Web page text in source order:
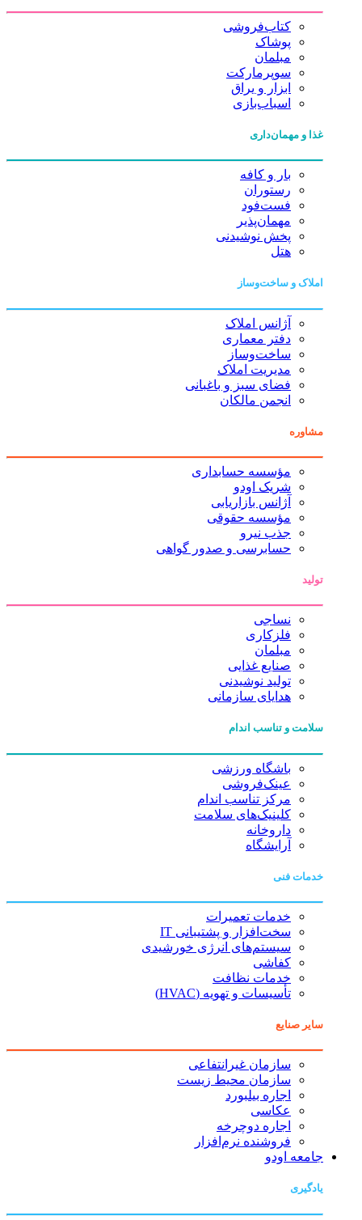
کتاب‌فروشی
پوشاک
مبلمان
سوپرمارکت
ابزار و یراق
اسباب‌بازی
غذا و مهمان‌داری
بار و کافه
رستوران
فست‌فود
مهمان‌پذیر
پخش نوشیدنی
هتل
املاک و ساخت‌وساز
آژانس املاک
دفتر معماری
ساخت‌وساز
مدیریت املاک
فضای سبز و باغبانی
انجمن مالکان
مشاوره
مؤسسه حسابداری
شریک اودو
آژانس بازاریابی
مؤسسه حقوقی
جذب نیرو
حسابرسی و صدور گواهی
تولید
نساجی
فلزکاری
مبلمان
صنایع غذایی
تولید نوشیدنی
هدایای سازمانی
سلامت و تناسب اندام
باشگاه ورزشی
عینک‌فروشی
مرکز تناسب اندام
کلینیک‌های سلامت
داروخانه
آرایشگاه
خدمات فنی
خدمات تعمیرات
سخت‌افزار و پشتیبانی IT
سیستم‌های انرژی خورشیدی
کفاشی
خدمات نظافت
تأسیسات و تهویه (HVAC)
سایر صنایع
سازمان غیرانتفاعی
سازمان محیط زیست
اجاره بیلبورد
عکاسی
اجاره دوچرخه
فروشنده نرم‌افزار
جامعه اودو
یادگیری